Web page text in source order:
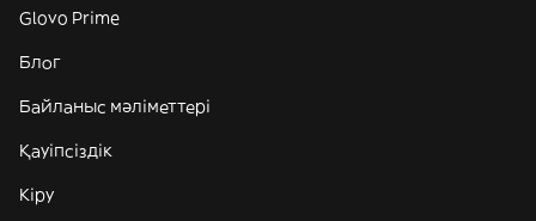
Glovo Prime
Блог
Байланыс мәліметтері
Қауіпсіздік
Кіру